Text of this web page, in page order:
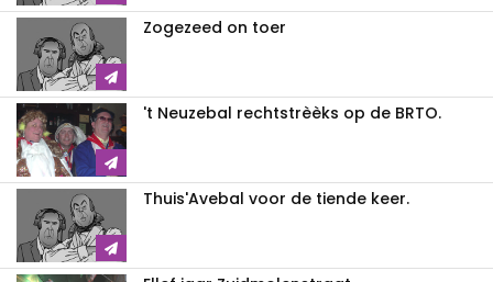
Zogezeed on toer
't Neuzebal rechtstrèèks op de BRTO.
Thuis'Avebal voor de tiende keer.